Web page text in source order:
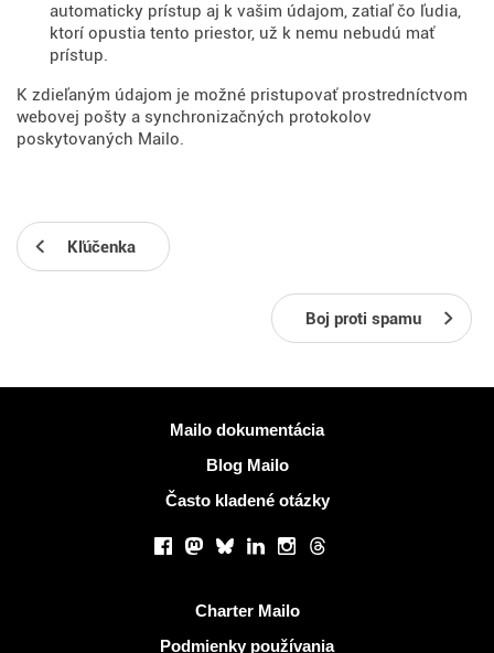
automaticky prístup aj k vašim údajom, zatiaľ čo ľudia,
ktorí opustia tento priestor, už k nemu nebudú mať
prístup.
K zdieľaným údajom je možné pristupovať prostredníctvom
webovej pošty a synchronizačných protokolov
poskytovaných Mailo.
Kľúčenka
Boj proti spamu
Mailo dokumentácia
Blog Mailo
Často kladené otázky
Facebook
Mastodon
BlueskyLinkedInInstagram
Threads
Charter Mailo
Podmienky používania